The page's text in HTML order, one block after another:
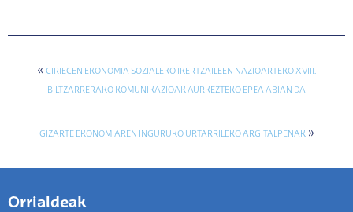
« CIRIECEN EKONOMIA SOZIALEKO IKERTZAILEEN NAZIOARTEKO XVIII.
BILTZARRERAKO KOMUNIKAZIOAK AURKEZTEKO EPEA ABIAN DA
GIZARTE EKONOMIAREN INGURUKO URTARRILEKO ARGITALPENAK»
Orrialdeak